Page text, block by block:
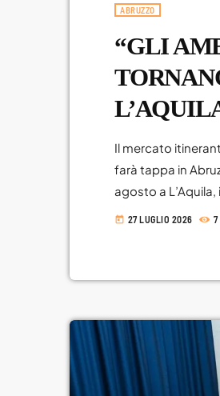
ABRUZZO
“GLI
Il mercato
farà tappa in
agosto a
Pozzacchio, nel
today 27 LUGLIO 2026 7